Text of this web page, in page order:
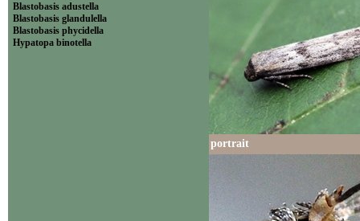
Blastobasis adustella
Blastobasis glandulella
Blastobasis phycidella
Hypatopa binotella
portrait